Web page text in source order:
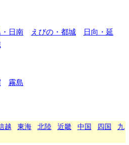
日南 えびの・都城
日向・延
霧島
越 東海 北陸 近畿 中国 四国
九